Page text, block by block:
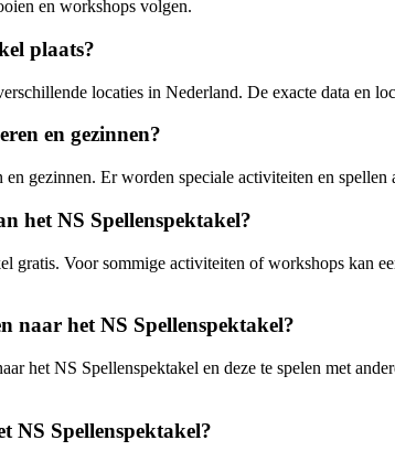
en workshops volgen.
plaats?
locaties in Nederland. De exacte data en
en gezinnen?
gezinnen. Er worden speciale activiteiten en
het NS Spellenspektakel?
gratis. Voor sommige activiteiten of workshops kan
naar het NS Spellenspektakel?
het NS Spellenspektakel en deze te spelen met
NS Spellenspektakel?